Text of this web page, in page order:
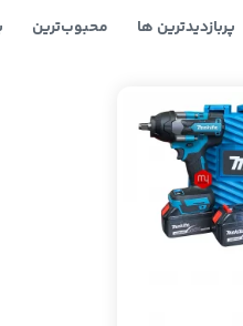
پربازدیدترین ها محبوب‌‌ترین